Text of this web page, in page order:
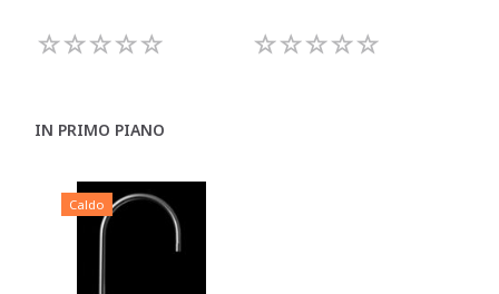
IN PRIMO PIANO
Caldo